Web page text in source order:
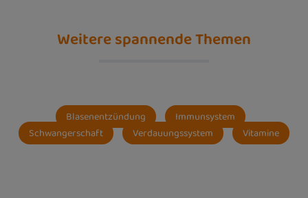
Weitere spannende Themen
Blasenentzündung
Immunsystem
Schwangerschaft
Verdauungssystem Vitamine